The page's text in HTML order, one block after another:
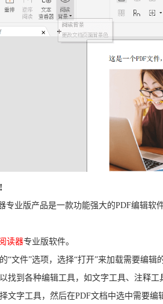
专业版产品是一款功能强大的PDF编辑软
读器专业版软件。
“文件”选项，选择“打开”来加载需要编辑
找到各种编辑工具，如文字工具、注释工
文字工具，然后在PDF文档中选中需要编